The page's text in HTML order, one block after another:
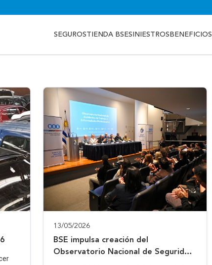
SEGUROSTIENDA BSESINIESTROS BENEFICIOS
13/05/2026
BSE impulsa creación del
Observatorio Nacional de Seguridad